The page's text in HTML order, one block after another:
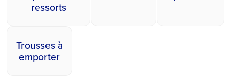
ressorts
Trousses à
emporter